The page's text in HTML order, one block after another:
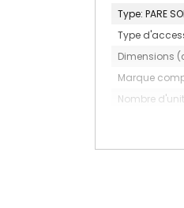
Type: PARE
Type
Dimensions
Marque
Nombre